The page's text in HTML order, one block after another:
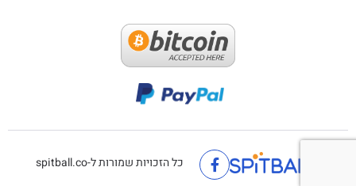
כל הזכויות שמורות ל-spitball.co